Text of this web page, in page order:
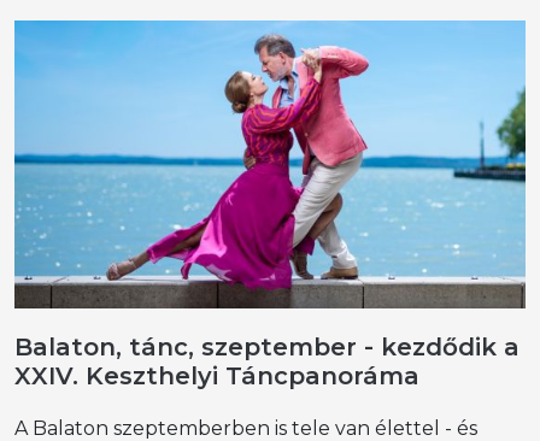
Balaton, tánc, szeptember - kezdődik a
XXIV. Keszthelyi Táncpanoráma
A Balaton szeptemberben is tele van élettel - és